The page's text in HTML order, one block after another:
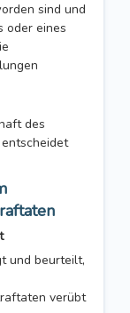
sind und
oder eines
des
und beurteilt,
verübt